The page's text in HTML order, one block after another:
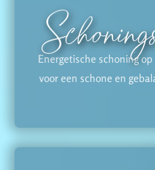
Energetische schoning
voor een schone en